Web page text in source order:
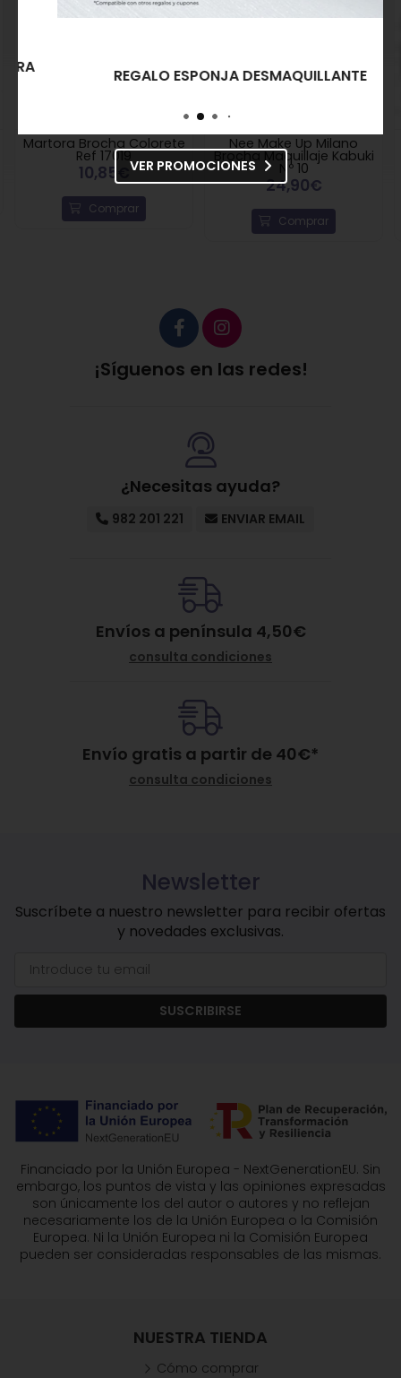
Martora Brocha Colorete
Ref 17019
10,85€
Comprar
Nee Make Up Milano
Brocha Maquillaje Kabuki
Nº 10
24,90€
Comprar
¡Síguenos en las redes!
¿Necesitas ayuda?
982 201 221 ENVIAR EMAIL
Envíos a península 4,50€
consulta condiciones
Envío gratis a partir de 40€*
consulta condiciones
Newsletter
Suscríbete a nuestro newsletter para recibir ofertas
y novedades exclusivas.
SUSCRIBIRSE
Financiado por la Unión Europea - NextGenerationEU. Sin
embargo, los puntos de vista y las opiniones expresadas
son únicamente los del autor o autores y no reflejan
necesariamente los de la Unión Europea o la Comisión
Europea. Ni la Unión Europea ni la Comisión Europea
pueden ser consideradas responsables de las mismas.
NUESTRA TIENDA
Cómo comprar
REGALO ESPONJA DESMAQUILLANTE
VER PROMOCIONES